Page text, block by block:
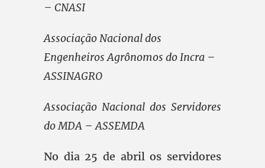
– CNASI
Associação Nacional dos
Engenheiros Agrônomos do Incra –
ASSINAGRO
Associação Nacional dos Servidores
do MDA – ASSEMDA
No dia 25 de abril os servidores